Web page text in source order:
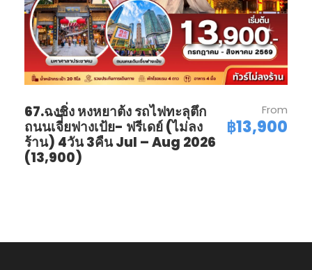
67.ฉงชิ่ง หงหยาต้ง รถไฟทะลุตึก
ถนนเจี่ียฟางเป้ย- ฟรีเดย์ (ไม่ลง
ร้าน) 4วัน 3คืน Jul – Aug 2026
(13,900)
From
฿13,900